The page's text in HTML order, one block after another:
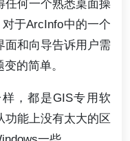
任何一个熟悉桌面操
于ArcInfo中的一个
面和向导告诉用户需
的简单。
，都是GIS专用软
功能上没有太大的区